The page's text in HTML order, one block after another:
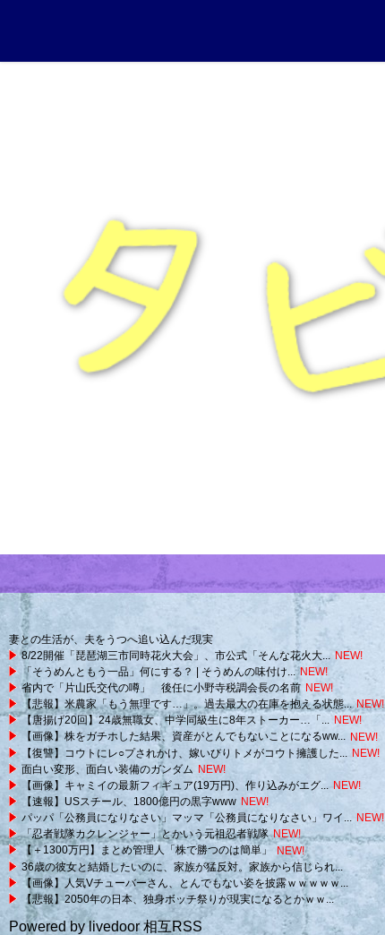
妻との生活が、夫をうつへ追い込んだ現実
8/22開催「琵琶湖三市同時花火大会」、市公式「そんな花火大... NEW!
「そうめんともう一品」何にする？ | そうめんの味付け...
NEW!
省内で「片山氏交代の噂」 後任に小野寺税調会長の名前 NEW!
【悲報】米農家「もう無理です…」。過去最大の在庫を抱える状態... NEW!
【唐揚げ20回】24歳無職女、中学同級生に8年ストーカー…「... NEW!
【画像】株をガチホした結果、資産がとんでもないことになるww... NEW!
【復讐】コウトにレ○プされかけ、嫁いびりトメがコウト擁護した...
NEW!
面白い変形、面白い装備のガンダム
NEW!
【画像】キャミイの最新フィギュア(19万円)、作り込みがエグ...
NEW!
【速報】USスチール、1800億円の黒字www NEW!
パッパ「公務員になりなさい」マッマ「公務員になりなさい」ワイ...
NEW!
「忍者戦隊カクレンジャー」とかいう元祖忍者戦隊 NEW!
【＋1300万円】まとめ管理人「株で勝つのは簡単」
NEW!
36歳の彼女と結婚したいのに、家族が猛反対。家族から信じられ...
【画像】人気Vチューバーさん、とんでもない姿を披露ｗｗｗｗｗ...
【悲報】2050年の日本、独身ボッチ祭りが現実になるとかｗｗ...
Powered by livedoor 相互RSS